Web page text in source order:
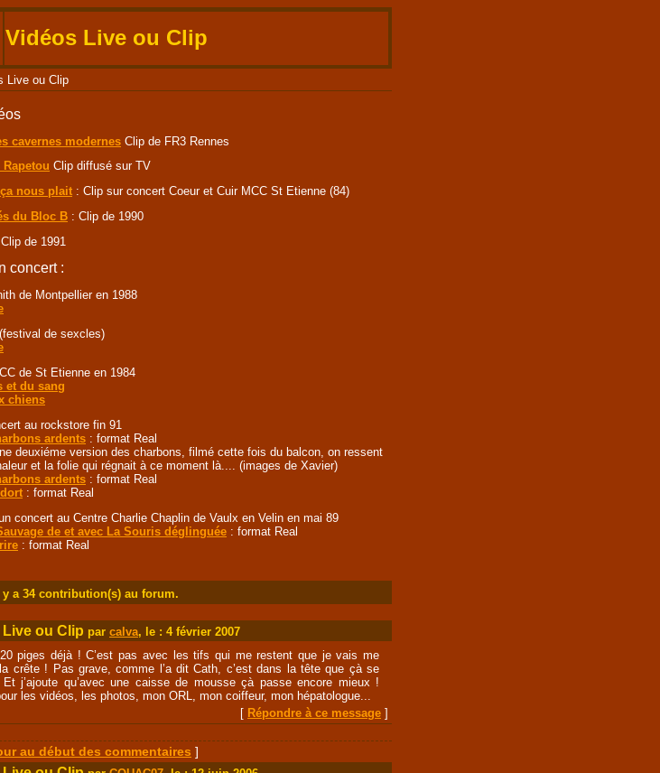
Vidéos Live ou Clip
Live ou Clip
cavernes modernes Clip de FR3 Rennes
Rapetou Clip diffusé sur TV
nous plait : Clip sur concert Coeur et Cuir MCC St Etienne (84)
du Bloc B : Clip de 1990
Clip de 1991
concert :
de Montpellier en 1988
de sexcles)
de St Etienne en 1984
et du sang
chiens
au rockstore fin 91
ardents : format Real
deuxiéme version des charbons, filmé cette fois du balcon, on ressent
et la folie qui régnait à ce moment là.... (images de Xavier)
ardents : format Real
: format Real
concert au Centre Charlie Chaplin de Vaulx en Velin en mai 89
de et avec La Souris déglinguée : format Real
: format Real
l y a 34 contribution(s) au forum.
ou Clip par calva, le : 4 février 2007
piges déjà ! C’est pas avec les tifs qui me restent que je vais me
crête ! Pas grave, comme l’a dit Cath, c’est dans la tête que çà se
j’ajoute qu’avec une caisse de mousse çà passe encore mieux !
les vidéos, les photos, mon ORL, mon coiffeur, mon hépatologue...
[ Répondre à ce message ]
au début des commentaires ]